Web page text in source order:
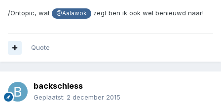
/Ontopic, wat @Aalawok zegt ben ik ook wel benieuwd naar!
Quote
backschless
Geplaatst: 2 december 2015